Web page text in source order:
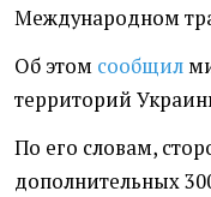
Международном
Об этом сообщил
территорий
По его словам,
дополнительных